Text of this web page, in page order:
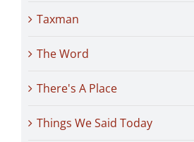
Taxman
The Word
There's A Place
Things We Said Today